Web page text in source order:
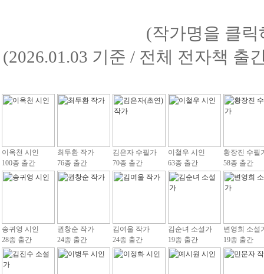
(작가명을 클
(2026.01.03 기준 / 전체 전자책 출
이옥천 시인
100종 출간
최두환 작가
76종 출간
김은자 수필가
70종 출간
이철우 시인
63종 출간
황장진 수필
58종 출간
송귀영 시인
28종 출간
권창순 작가
24종 출간
김여울 작가
24종 출간
김순녀 소설가
19종 출간
변영희 소설
19종 출간